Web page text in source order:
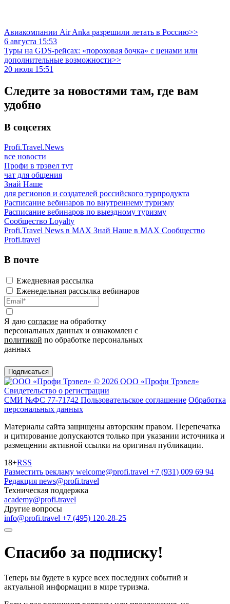
Авиакомпании Air Anka разрешили летать в Россию>>
6 августа 15:53
Туры на GDS-рейсах: «пороховая бочка» с ценами или
дополнительные возможности>>
20 июля 15:51
Следите за новостями там, где вам
удобно
В соцсетях
Profi.Travel.News
все новости
Профи в трэвел тут
чат для общения
Знай Наше
для регионов и создателей российского турпродукта
Расписание вебинаров по внутреннему туризму
Расписание вебинаров по выездному туризму
Сообщество Loyalty
Profi.Travel News в MAX Знай Наше в MAX Сообщество
Profi.travel
В почте
Ежедневная рассылка
Еженедельная рассылка вебинаров
Я даю согласие на обработку
персональных данных и ознакомлен с
политикой по обработке персональных
данных
Подписаться
© 2026 ООО «Профи Трэвeл»
Свидетельство о регистрации
СМИ №ФС 77-71742 Пользовательское соглашение Обработка
персональных данных
Материалы сайта защищены авторским правом. Перепечатка
и цитирование допускаются только при указании источника и
размещении активной ссылки на оригинал публикации.
18+RSS
Разместить рекламу welcome@profi.travel +7 (931) 009 69 94
Редакция news@profi.travel
Техническая поддержка
academy@profi.travel
Другие вопросы
info@profi.travel +7 (495) 120-28-25
Спасибо за подписку!
Теперь вы будете в курсе всех последних событий и
актуальной информации в мире туризма.